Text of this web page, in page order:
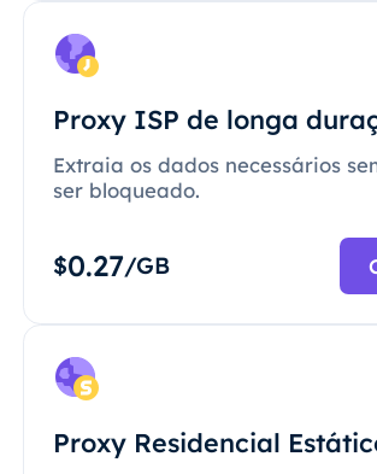
Proxy ISP de longa
Extraia os dados necessários
ser bloqueado.
$0.27/GB
Proxy Residencial